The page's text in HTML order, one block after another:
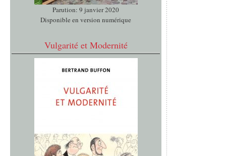
Parution: 9 janvier 2020
Disponible en version numérique
Vulgarité et Modernité